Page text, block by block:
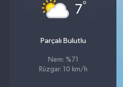
7°
Parçalı Bulutlu
Nem: %71
Rüzgar: 10 km/h